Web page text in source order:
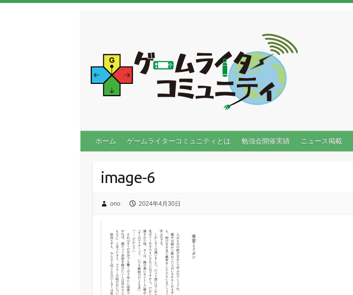
ホーム ゲームライターコミュニティとは 勉強会開催実績 ニュース掲載
image-6
ono 2024年4月30日